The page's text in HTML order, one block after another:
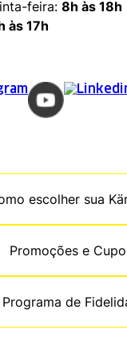
feira: 8h às 18h
às 17h
escolher sua
Promoções e
Programa de